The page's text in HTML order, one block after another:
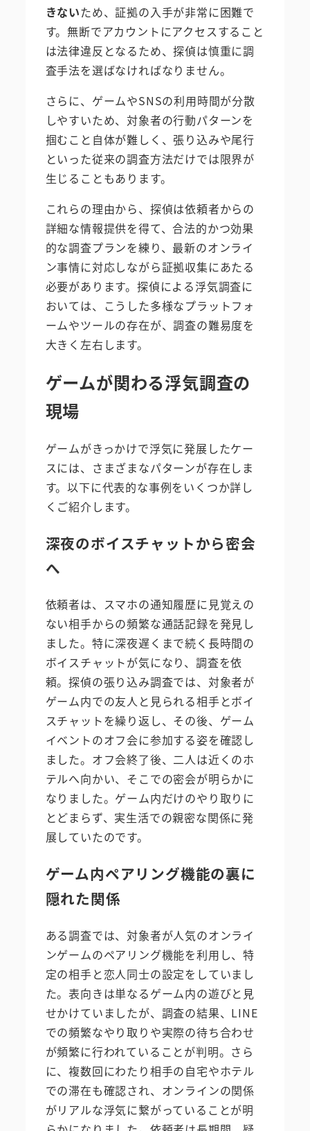
きないため、証拠の入手が非常に困難で
す。無断でアカウントにアクセスすること
は法律違反となるため、探偵は慎重に調
査手法を選ばなければなりません。
さらに、ゲームやSNSの利用時間が分散
しやすいため、対象者の行動パターンを
掴むこと自体が難しく、張り込みや尾行
といった従来の調査方法だけでは限界が
生じることもあります。
これらの理由から、探偵は依頼者からの
詳細な情報提供を得て、合法的かつ効果
的な調査プランを練り、最新のオンライ
ン事情に対応しながら証拠収集にあたる
必要があります。探偵による浮気調査に
おいては、こうした多様なプラットフォ
ームやツールの存在が、調査の難易度を
大きく左右します。
ゲームが関わる浮気調査の
現場
ゲームがきっかけで浮気に発展したケー
スには、さまざまなパターンが存在しま
す。以下に代表的な事例をいくつか詳し
くご紹介します。
深夜のボイスチャットから密会
へ
依頼者は、スマホの通知履歴に見覚えの
ない相手からの頻繁な通話記録を発見し
ました。特に深夜遅くまで続く長時間の
ボイスチャットが気になり、調査を依
頼。探偵の張り込み調査では、対象者が
ゲーム内での友人と見られる相手とボイ
スチャットを繰り返し、その後、ゲーム
イベントのオフ会に参加する姿を確認し
ました。オフ会終了後、二人は近くのホ
テルへ向かい、そこでの密会が明らかに
なりました。ゲーム内だけのやり取りに
とどまらず、実生活での親密な関係に発
展していたのです。
ゲーム内ペアリング機能の裏に
隠れた関係
ある調査では、対象者が人気のオンライ
ンゲームのペアリング機能を利用し、特
定の相手と恋人同士の設定をしていまし
た。表向きは単なるゲーム内の遊びと見
せかけていましたが、調査の結果、LINE
での頻繁なやり取りや実際の待ち合わせ
が頻繁に行われていることが判明。さら
に、複数回にわたり相手の自宅やホテル
での滞在も確認され、オンラインの関係
がリアルな浮気に繋がっていることが明